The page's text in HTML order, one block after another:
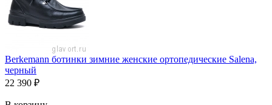
Berkemann ботинки зимние женские ортопедические Salena,
черный
22 390 ₽